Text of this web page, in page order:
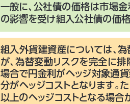
一般に、公社債の価格は市場
の影響を受け組入公社債の価
組入外貨建資産については、為
が、為替変動リスクを完全に
場合で円金利がヘッジ対象通
分がヘッジコストとなります。
以上のヘッジコストとなる場合